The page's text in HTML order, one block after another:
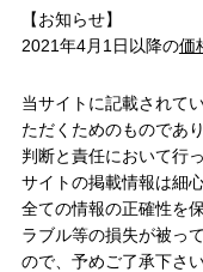
【お知らせ】
2021年4月1日以降の価
当サイトに記載されて
ただくためのものであ
判断と責任において行
サイトの掲載情報は細
全ての情報の正確性を
ラブル等の損失が被っ
ので、予めご了承下さい